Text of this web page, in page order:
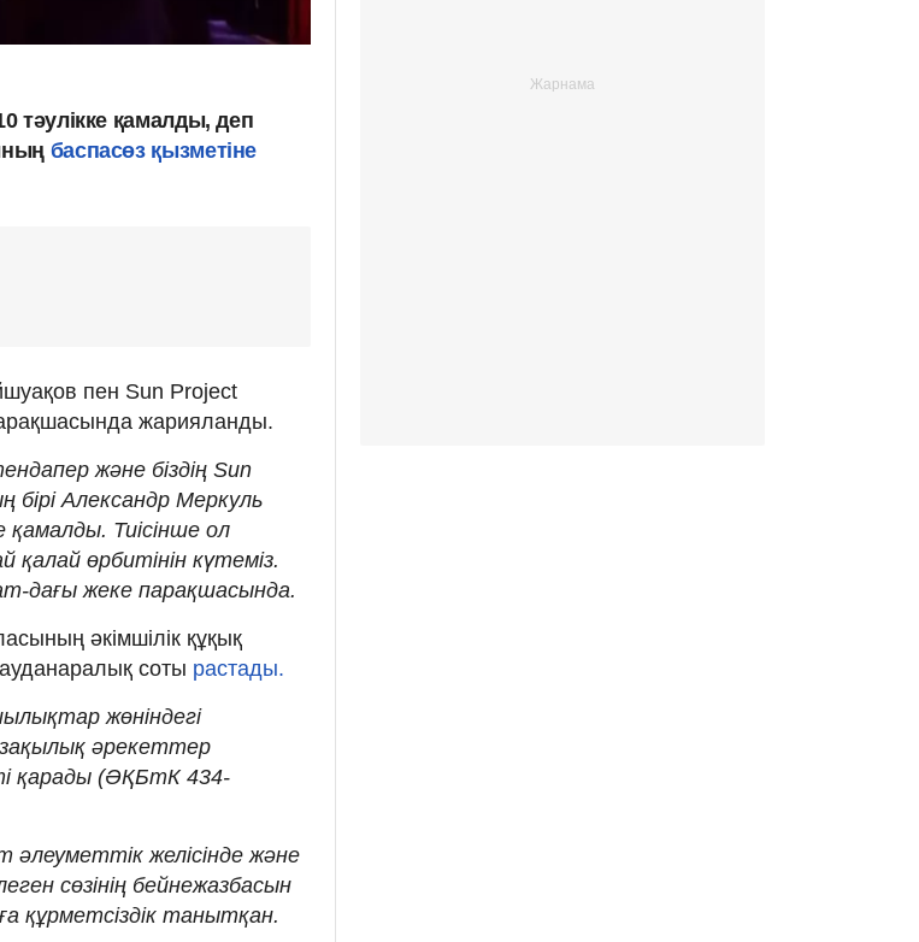
тәулікке қамалды, деп
баспасөз қызметіне
пен Sun Project
жарияланды.
және біздің Sun
бірі Александр Меркуль
Тиісінше ол
өрбитінін күтеміз.
дағы жеке парақшасында.
әкімшілік құқық
соты растады.
жөніндегі
әрекеттер
қарады (ӘҚБтК 434-
әлеуметтік желісінде және
сөзінің бейнежазбасын
құрметсіздік танытқан.